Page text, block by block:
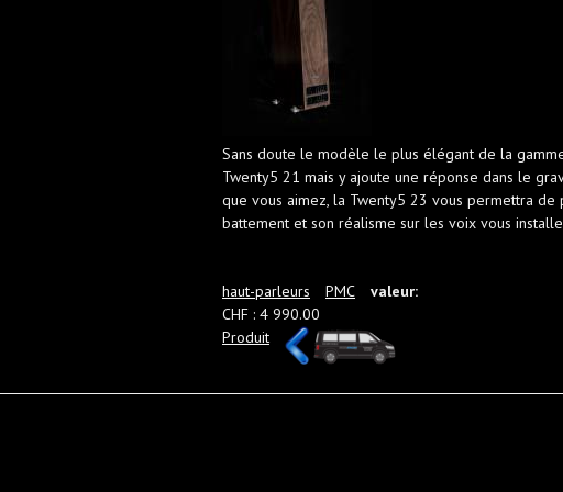
Sans doute le modèle le plus élégant de la
Twenty5 21 mais y ajoute une réponse dans le
que vous aimez, la Twenty5 23 vous permettra
battement et son réalisme sur les voix vous
haut-parleurs PMC
valeur:
CHF : 4 990.00
Produit